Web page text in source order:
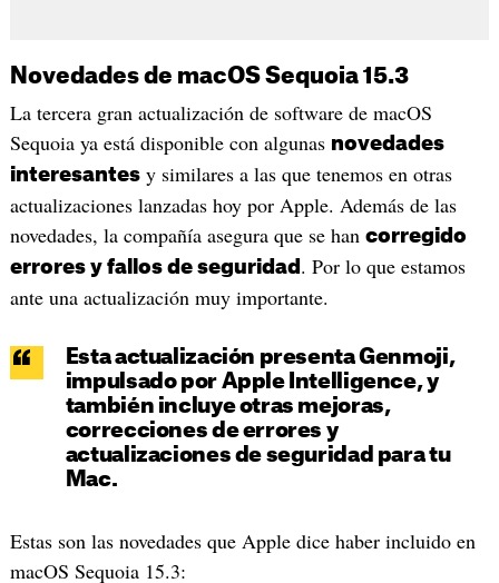
Novedades de macOS Sequoia 15.3
La tercera gran actualización de software de macOS
Sequoia ya está disponible con algunas novedades
interesantesy similares a las que tenemos en otras
actualizaciones lanzadas hoy por Apple. Además de las
novedades, la compañía asegura que se han corregido
errores y fallos de seguridad . Por lo que estamos
ante una actualización muy importante.
Esta actualización presenta Genmoji,
impulsado por Apple Intelligence, y
también incluye otras mejoras,
correcciones de errores y
actualizaciones de seguridad para tu
Mac.
Estas son las novedades que Apple dice haber incluido en
macOS Sequoia 15.3: